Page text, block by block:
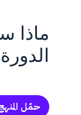
ماذا
حمّل